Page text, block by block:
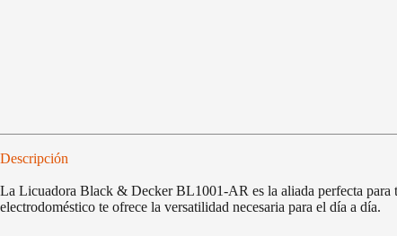
Descripción
La Licuadora Black & Decker BL1001-AR es la aliada perfecta para
electrodoméstico te ofrece la versatilidad necesaria para el día a día.